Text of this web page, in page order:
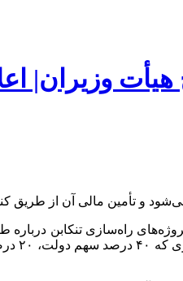
وزیران|
و تأمین مالی آن از طریق
راه‌سازی تنکابن